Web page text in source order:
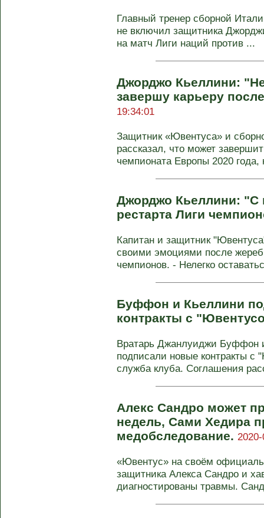
Главный тренер сборной
не включил защитника
на матч Лиги наций против ...
Джорджо Кьеллини:
завершу карьеру
19:34:01
Защитник «Ювентуса» и
рассказал, что может
чемпионата Европы 2020 года,
Джорджо Кьеллини: "С
рестарта Лиги
Капитан и защитник
своими эмоциями после
чемпионов. - Нелегко
Буффон и Кьеллини
контракты с
Вратарь Джанлуиджи Буффон
подписали новые контракты
служба клуба. Соглашения
Алекс Сандро может
недель, Сами Хедира
медобследование.
«Ювентус» на своём
защитника Алекса Сандро и
диагностированы травмы.